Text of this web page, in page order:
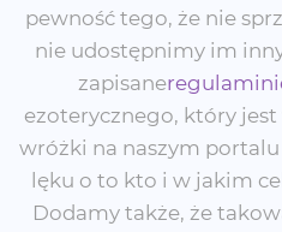
pewność tego, że nie
nie udostępnimy im
zapisane
ezoterycznego, który jest
wróżki na naszym
lęku o to kto i w jakim
Dodamy także, że